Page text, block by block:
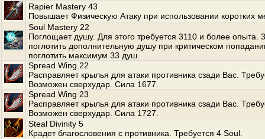
Rapier Mastery 43
Повышает Физическую Атаку при использовании коротких
Soul Mastery 22
Поглощает душу. Для этого требуется 3110 и более опыта.
поглотить дополнительную душу при критическом
поглотить максимум 33 душ.
Spread Wing 22
Расправляет крылья для атаки противника сзади Вас.
Возможен сверхудар. Сила 1677.
Spread Wing 23
Расправляет крылья для атаки противника сзади Вас.
Возможен сверхудар. Сила 1727.
Steal Divinity 5
Крадет благословения с противника. Требуется 4 Soul.